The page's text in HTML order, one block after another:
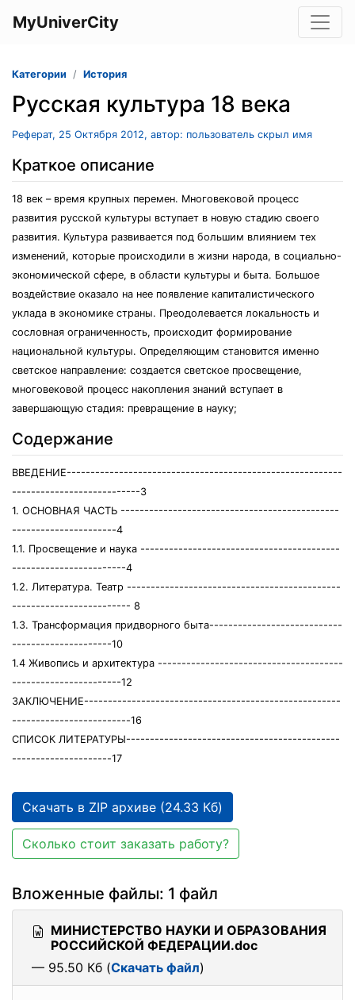
MyUniverCity
Категории История
Русская культура 18 века
Реферат, 25 Октября 2012, автор: пользователь скрыл имя
Краткое описание
18 век – время крупных перемен. Многовековой процесс
развития русской культуры вступает в новую стадию своего
развития. Культура развивается под большим влиянием тех
изменений, которые происходили в жизни народа, в социально-
экономической сфере, в области культуры и быта. Большое
воздействие оказало на нее появление капиталистического
уклада в экономике страны. Преодолевается локальность и
сословная ограниченность, происходит формирование
национальной культуры. Определяющим становится именно
светское направление: создается светское просвещение,
многовековой процесс накопления знаний вступает в
завершающую стадия: превращение в науку;
Содержание
ВВЕДЕНИЕ----------------------------------------------------------
---------------------------3
1. ОСНОВНАЯ ЧАСТЬ ----------------------------------------------
----------------------4
1.1. Просвещение и наука ------------------------------------------
------------------------4
1.2. Литература. Театр ---------------------------------------------
------------------------- 8
1.3. Трансформация придворного быта----------------------------
---------------------10
1.4 Живопись и архитектура ---------------------------------------
-----------------------12
ЗАКЛЮЧЕНИЕ------------------------------------------------------
-------------------------16
СПИСОК ЛИТЕРАТУРЫ---------------------------------------------
---------------------17
Скачать в ZIP архиве (24.33 Кб)
Сколько стоит заказать работу?
Вложенные файлы: 1 файл
МИНИСТЕРСТВО НАУКИ И ОБРАЗОВАНИЯ
РОССИЙСКОЙ ФЕДЕРАЦИИ.doc
— 95.50 Кб (Скачать файл)